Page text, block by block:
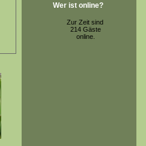
Wer ist online?
Zur Zeit sind
214 Gäste
online.